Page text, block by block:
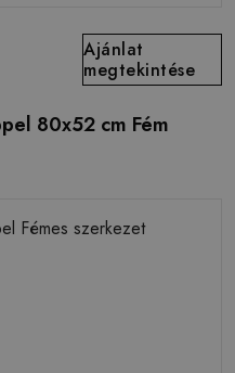
Ajánlat
megtekintése
80x52 cm Fém